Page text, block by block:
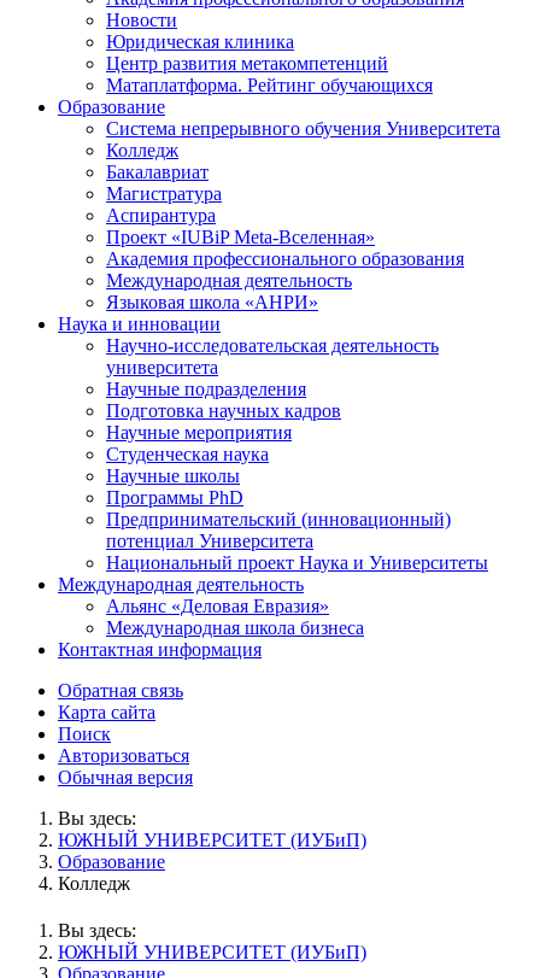
Новости
Юридическая клиника
Центр развития метакомпетенций
Матаплатформа. Рейтинг обучающихся
Образование
Система непрерывного обучения Университета
Колледж
Бакалавриат
Магистратура
Аспирантура
Проект «IUBiP Meta-Вселенная»
Академия профессионального образования
Международная деятельность
Языковая школа «АНРИ»
Наука и инновации
Научно-исследовательская деятельность
университета
Научные подразделения
Подготовка научных кадров
Научные мероприятия
Студенческая наука
Научные школы
Программы PhD
Предпринимательский (инновационный)
потенциал Университета
Национальный проект Наука и Университеты
Международная деятельность
Альянс «Деловая Евразия»
Международная школа бизнеса
Контактная информация
Обратная связь
Карта сайта
Поиск
Авторизоваться
Обычная версия
Вы здесь:
ЮЖНЫЙ УНИВЕРСИТЕТ (ИУБиП)
Образование
Колледж
Вы здесь:
ЮЖНЫЙ УНИВЕРСИТЕТ (ИУБиП)